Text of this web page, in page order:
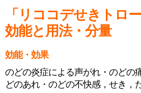
「リココデせきトロ
効能と用法・分量
効能・効果
のどの炎症による声がれ・のどの
どのあれ・のどの不快感，せき，